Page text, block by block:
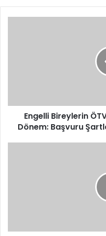
Şartları
Detaylar
Engelli Bireylerin
Dönem: Başvuru
“Sizler